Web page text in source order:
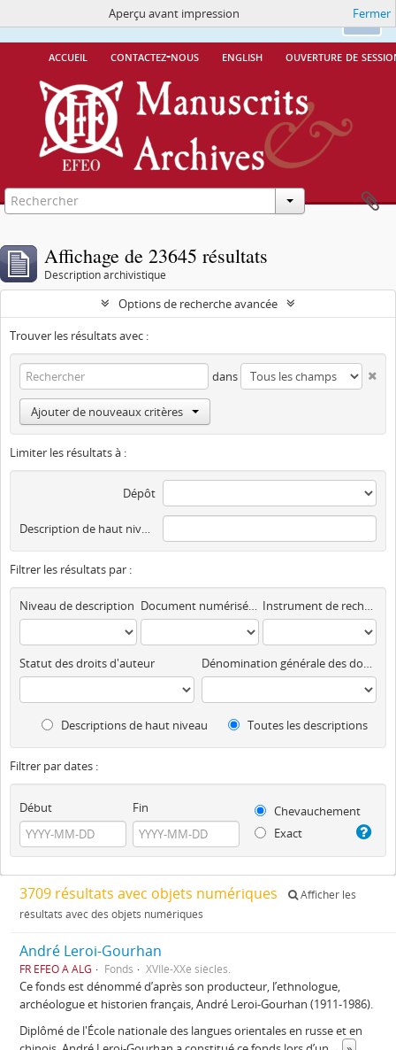
Ok
Ce site utilise des cookiesMore Info.
accueil contactez-nous english ouverture de
Aperçu avant impression Fermer
Affichage de 23645 résultats
Description archivistique
Options de recherche avancée
Trouver les résultats avec :
dans
Ajouter de nouveaux critères
Limiter les résultats à :
Dépôt
Description de haut niveau
Filtrer les résultats par :
Niveau de description Document numérisé disponible Instrument de recherche
Statut des droits d'auteur Dénomination générale des documents
Descriptions de haut niveau Toutes les descriptions
Filtrer par dates :
Début Fin
Chevauchement
Exact
3709 résultats avec objets numériques
Afficher les
résultats avec des objets numériques
André Leroi-Gourhan
FR EFEO A ALG Fonds XVIIe-XXe siècles.
Ce fonds est dénommé d’après son producteur, l’ethnologue,
archéologue et historien français, André Leroi-Gourhan (1911-1986).
Diplômé de l'École nationale des langues orientales en russe et en